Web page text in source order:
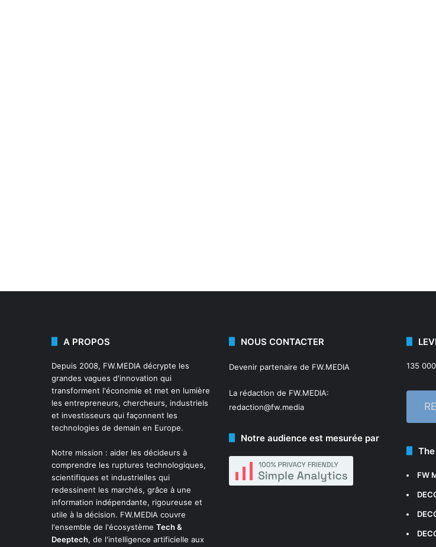
A PROPOS
Depuis 2008, FW.MEDIA décrypte les
grandes vagues d'innovation qui
transforment l'économie et met en lumière
les entrepreneurs, chercheurs, industriels
et investisseurs qui façonnent les
technologies de demain en Europe.
Notre mission : aider les décideurs à
comprendre les ruptures technologiques,
scientifiques et industrielles qui
redessinent les marchés, grâce à une
information indépendante, rigoureuse et
utile à la décision. FW.MEDIA couvre
l'ensemble de l'écosystème Tech &
Deeptech, de l'intelligence artificielle aux
NOUS CONTACTER
Devenir partenaire de FW.MEDIA
La rédaction de FW.MEDIA:
redaction@fw.media
Notre audience est mesurée par
135
FW